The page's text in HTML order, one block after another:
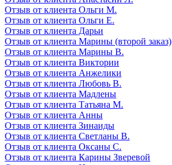
Отзыв от клиента Ольги М.
Отзыв от клиента Ольги Е.
Отзыв от клиента Дарьи
Отзыв от клиента Марины (второй заказ)
Отзыв от клиента Марины В.
Отзыв от клиента Виктории
Отзыв от клиента Анжелики
Отзыв от клиента Любовь В.
Отзыв от клиента Мадлены
Отзыв от клиента Татьяна М.
Отзыв от клиента Анны
Отзыв от клиента Зинаиды
Отзыв от клиента Светланы В.
Отзыв от клиента Оксаны С.
Отзыв от клиента Карины Зверевой